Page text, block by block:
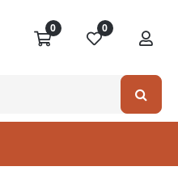
0 0